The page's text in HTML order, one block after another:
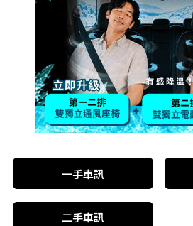
一手車訊
二手車訊